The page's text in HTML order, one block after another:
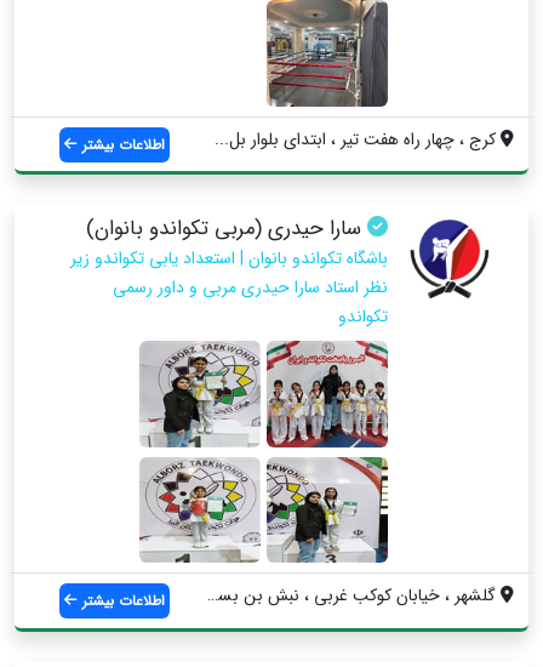
کرج ، چهار راه هفت تیر ، ابتدای بلوار بل... اطلاعات بیشتر
سارا حیدری (مربی تکواندو بانوان)
باشگاه تکواندو بانوان | استعداد یابی تکواندو زیر
نظر استاد سارا حیدری مربی و داور رسمی
تکواندو
گلشهر ، خیابان کوکب غربی ، نبش بن بست سو... اطلاعات بیشتر